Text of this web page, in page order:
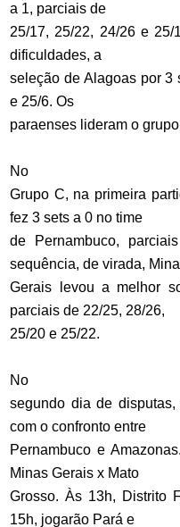
a 1, parciais de
25/17, 25/22, 24/26 e
dificuldades, a
seleção de Alagoas por 3
e 25/6. Os
paraenses lideram o
No
Grupo C, na primeira
fez 3 sets a 0 no time
de Pernambuco,
sequência, de virada,
Gerais levou a melhor
parciais de 22/25, 28/26,
25/20 e 25/22.
No
segundo dia de
com o confronto entre
Pernambuco e
Minas Gerais x Mato
Grosso. Às 13h, Distrito
15h, jogarão Pará e